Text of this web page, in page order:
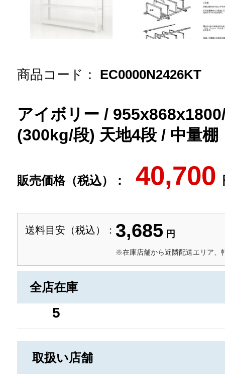
商品コード： EC0000N2426KT
アイボリー /
(300kg/段) 天地4段 / 中量棚
販売価格（税込）： 40,700
送料目安（税込）： 3,685 円
※在庫店舗から近隣配送エリア、
全店在庫
5
取扱い店舗